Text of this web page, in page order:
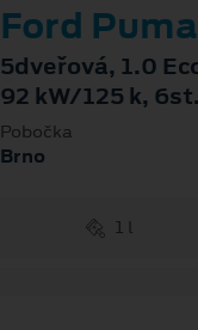
Ford
5dveřová, 1.0
92 kW/125 k,
Pobočka
Brno
1 l